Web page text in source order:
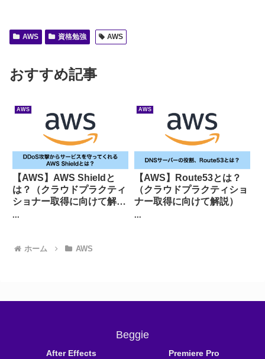
AWS 資格勉強 AWS
おすすめ記事
AWS
【AWS】AWS Shieldと
は？（クラウドプラクティ
ショナー取得に向けて解
...
AWS
【AWS】Route53とは？
（クラウドプラクティショ
ナー取得に向けて解説）
...
ホーム AWS
Beggie
After Effects Premiere Pro